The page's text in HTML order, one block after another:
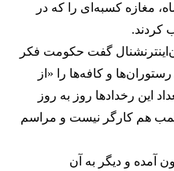
مغازه کسبه‌ای را که در
کردند.
گفت حکومت فکر
و کافه‌ها را «از
این رخدادها روز به روز
هم کارگر نیست و مراسم
آمده و دیگر به آن